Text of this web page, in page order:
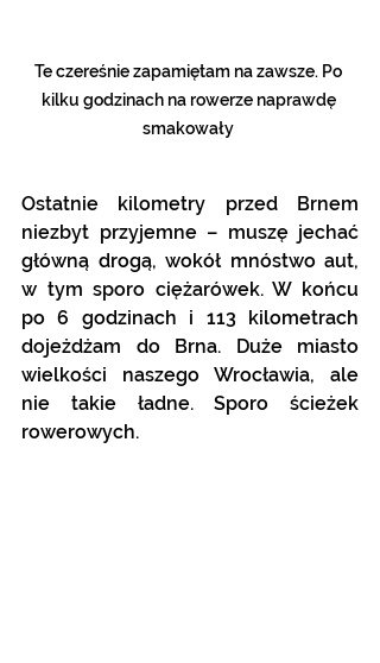
Te czereśnie zapamiętam na zawsze. Po
kilku godzinach na rowerze naprawdę
smakowały
Ostatnie kilometry przed Brnem
niezbyt przyjemne – muszę jechać
główną drogą, wokół mnóstwo aut,
w tym sporo ciężarówek. W końcu
po 6 godzinach i 113 kilometrach
dojeżdżam do Brna. Duże miasto
wielkości naszego Wrocławia, ale
nie takie ładne. Sporo ścieżek
rowerowych.